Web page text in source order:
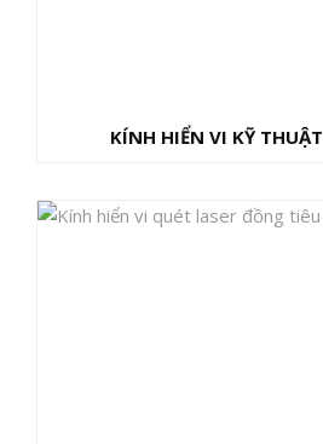
KÍNH HIỂN VI KỸ